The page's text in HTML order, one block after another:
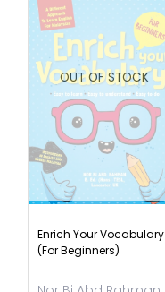
OUT OF STOCK
Enrich Your Vocabulary
(for Beginners)